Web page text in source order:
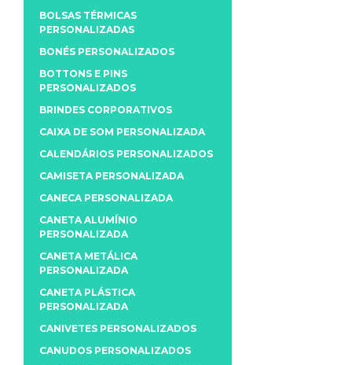
BOLSAS TÉRMICAS
PERSONALIZADAS
BONÉS PERSONALIZADOS
BOTTONS E PINS
PERSONALIZADOS
BRINDES CORPORATIVOS
CAIXA DE SOM PERSONALIZADA
CALENDÁRIOS PERSONALIZADOS
CAMISETA PERSONALIZADA
CANECA PERSONALIZADA
CANETA ALUMÍNIO
PERSONALIZADA
CANETA METÁLICA
PERSONALIZADA
CANETA PLÁSTICA
PERSONALIZADA
CANIVETES PERSONALIZADOS
CANUDOS PERSONALIZADOS